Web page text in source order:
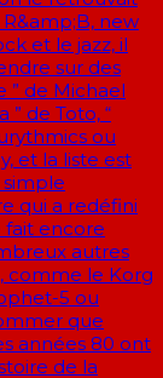
new
et le jazz, il
sur des
” de Michael
” de Toto, “
ou
et la liste est
simple
qui a redéfini
fait encore
autres
comme le Korg
5 ou
que
années 80 ont
de la